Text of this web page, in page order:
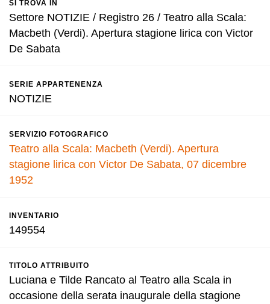
SI TROVA IN
Settore NOTIZIE / Registro 26 / Teatro alla Scala:
Macbeth (Verdi). Apertura stagione lirica con Victor
De Sabata
SERIE APPARTENENZA
NOTIZIE
SERVIZIO FOTOGRAFICO
Teatro alla Scala: Macbeth (Verdi). Apertura
stagione lirica con Victor De Sabata, 07 dicembre
1952
INVENTARIO
149554
TITOLO ATTRIBUITO
Luciana e Tilde Rancato al Teatro alla Scala in
occasione della serata inaugurale della stagione